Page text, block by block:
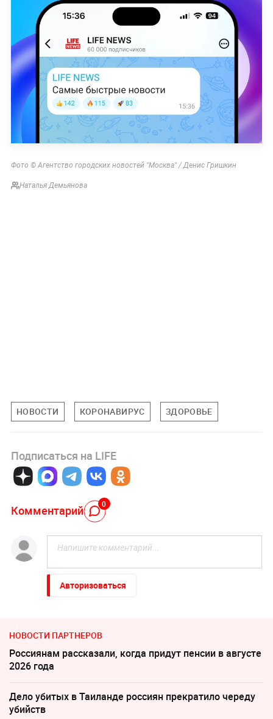
Фото © Агентство городских новостей "Москва" / Денис Гришкин
Наталья Демьянова
НОВОСТИ КОРОНАВИРУС ЗДОРОВЬЕ
Подписаться на LIFE
Комментарий 0
Авторизоваться
НОВОСТИ ПАРТНЕРОВ
Россиянам рассказали, когда придут пенсии в августе
2026 года
Дело убитых в Таиланде россиян прекратило череду
убийств